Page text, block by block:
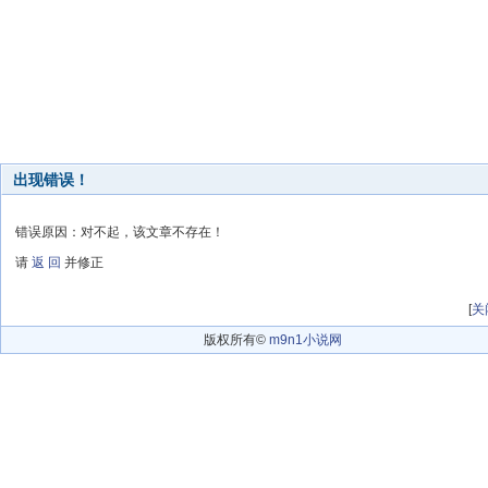
出现错误！
错误原因：对不起，该文章不存在！
请 返 回 并修正
[关
版权所有© m9n1小说网